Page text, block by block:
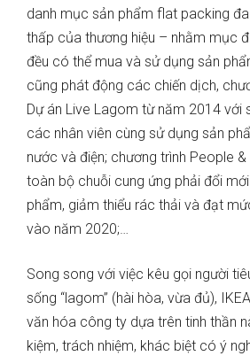
danh mục sản phẩm flat packing
thấp của thương hiệu – nhằm mục
đều có thể mua và sử dụng sản
cũng phát động các chiến dịch,
Dự án Live Lagom từ năm 2014 với
các nhân viên cùng sử dụng sản
nước và điện; chương trình People
toàn bộ chuỗi cung ứng phải đổi
phẩm, giảm thiểu rác thải và đạt
vào năm 2020;…
Song song với việc kêu gọi người
sống “lagom” (hài hòa, vừa đủ),
văn hóa công ty dựa trên tinh thần
kiệm, trách nhiệm, khác biệt có ý